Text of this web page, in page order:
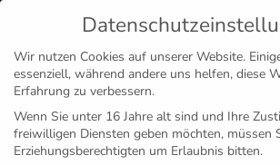
MENÜ
Wir nutzen Cookies auf unserer Website.
essenziell, während andere uns helfen, diese
Erfahrung zu verbessern.
Wenn Sie unter 16 Jahre alt sind und Ihre
freiwilligen Diensten geben möchten, müssen
Erziehungsberechtigten um Erlaubnis bitten.